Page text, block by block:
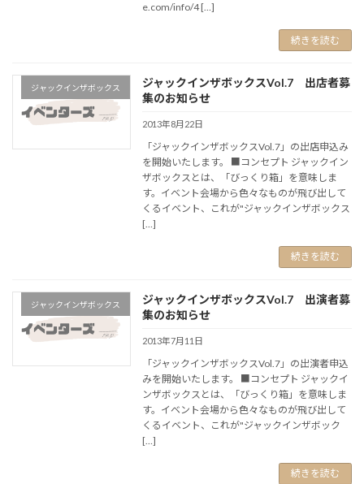
e.com/info/4 […]
続きを読む
ジャックインザボックス
ジャックインザボックスVol.7 出店者募
集のお知らせ
2013年8月22日
「ジャックインザボックスVol.7」の出店申込み
を開始いたします。 ■コンセプト ジャックイン
ザボックスとは、「びっくり箱」を意味しま
す。イベント会場から色々なものが飛び出して
くるイベント、これが"ジャックインザボックス
[…]
続きを読む
ジャックインザボックス
ジャックインザボックスVol.7 出演者募
集のお知らせ
2013年7月11日
「ジャックインザボックスVol.7」の出演者申込
みを開始いたします。 ■コンセプト ジャックイ
ンザボックスとは、「びっくり箱」を意味しま
す。イベント会場から色々なものが飛び出して
くるイベント、これが"ジャックインザボック
[…]
続きを読む